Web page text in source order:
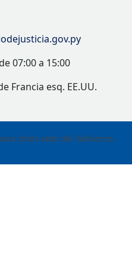
07:00 a 15:00
Francia esq. EE.UU.
sitios web del Gobierno